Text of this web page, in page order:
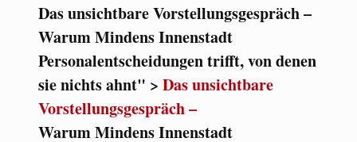
Das unsichtbare Vorstellungsgespräch –
Warum Mindens Innenstadt
Personalentscheidungen trifft, von denen
sie nichts ahnt" > Das unsichtbare
Vorstellungsgespräch –
Warum Mindens Innenstadt